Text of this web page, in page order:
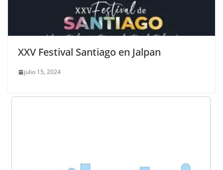
XXV Festival Santiago en Jalpan
julio 15, 2024